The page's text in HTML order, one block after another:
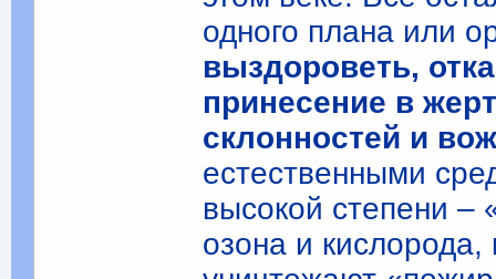
одного плана или
выздороветь,
принесение в
склонностей и
естественными
высокой степени –
озона и